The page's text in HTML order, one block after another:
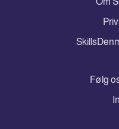
Følg